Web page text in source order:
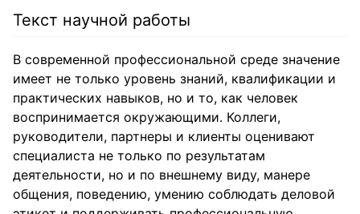
Текст научной работы
В современной профессиональной среде значение
имеет не только уровень знаний, квалификации и
практических навыков, но и то, как человек
воспринимается окружающими. Коллеги,
руководители, партнеры и клиенты оценивают
специалиста не только по результатам
деятельности, но и по внешнему виду, манере
общения, поведению, умению соблюдать деловой